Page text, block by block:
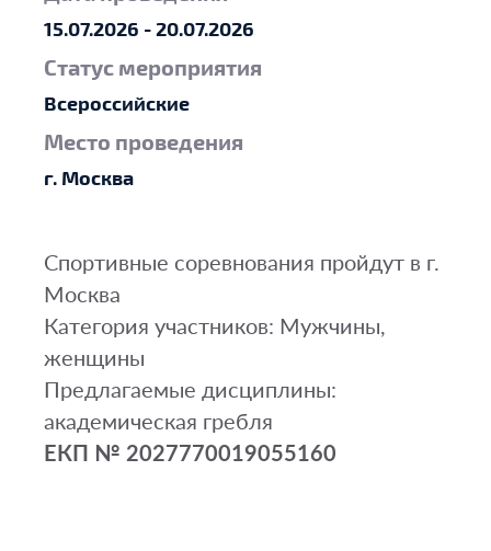
15.07.2026 - 20.07.2026
Статус мероприятия
Всероссийские
Место проведения
г. Москва
Спортивные соревнования пройдут в г.
Москва
Категория участников: Мужчины,
женщины
Предлагаемые дисциплины:
академическая гребля
ЕКП № 2027770019055160